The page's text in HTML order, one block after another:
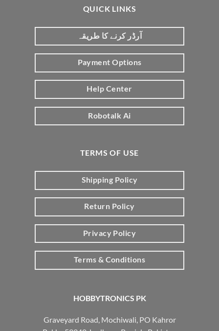
HOBBYTRONICS PK
Graveyard Road, Mochiwali, PO Kahror
QUICK LINKS
آرڈر کرنے کا طریقہ
Payment Options
Help Center
Robotalk Ai
TERMS OF USE
Shipping Policy
Return Policy
Privacy Policy
Terms & Conditions